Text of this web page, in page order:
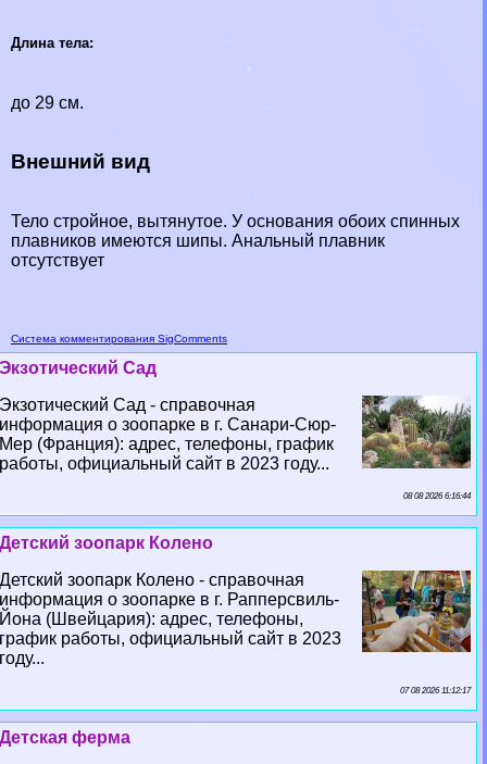
Длина тела:
до 29 см.
Внешний вид
Тело стройное, вытянутое. У основания обоих спинных
плавников имеются шипы. Aнaльный плавник
отсутствует
Система комментирования SigComments
Экзотический Сад
Экзотический Сад - справочная
информация о зоопарке в г. Санари-Сюр-
Мер (Франция): адрес, телефоны, график
работы, официальный сайт в 2023 году...
08 08 2026 6:16:44
Детский зоопарк Колено
Детский зоопарк Колено - справочная
информация о зоопарке в г. Рапперсвиль-
Йона (Швейцария): адрес, телефоны,
график работы, официальный сайт в 2023
году...
07 08 2026 11:12:17
Детская ферма